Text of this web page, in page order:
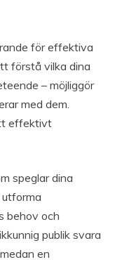
för effektiva
förstå vilka dina
– möjliggör
med dem.
effektivt
speglar dina
behov och
publik svara
en